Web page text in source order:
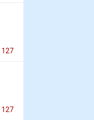
127
127